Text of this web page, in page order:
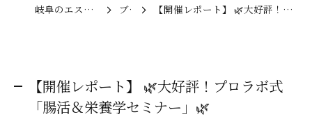
岐阜のエステならVIOTERACE ブログ 【開催レポート】 🌿大好評！プロラボ式「腸活＆栄養学セミナー」🌿
【開催レポート】 🌿大好評！プロラボ式
「腸活＆栄養学セミナー」🌿